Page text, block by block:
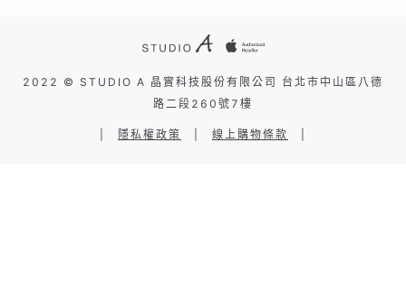
2022 © STUDIO A 晶實科技股份有限公司 台北市中山區八德
路二段260號7樓
隱私權政策 線上購物條款